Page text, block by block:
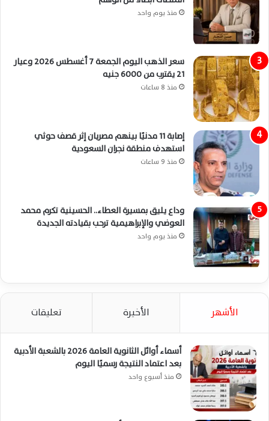
منذ يوم واحد
سعر الذهب اليوم الجمعة 7 أغسطس 2026 وعيار
21 يقترب من 6000 جنيه
منذ 8 ساعات
إصابة 11 مدنيًا بينهم مصريان إثر قصف حوثي
استهدف منطقة نجران السعودية
منذ 9 ساعات
وداع يليق بمسيرة العطاء.. الحسينية تكرم محمد
العوضي والإبراهيمية ترحب بقيادته الجديدة
منذ يوم واحد
الأشهر الأخيرة تعليقات
أسماء أوائل الثانوية العامة 2026 بالشعبة الأدبية
بعد اعتماد النتيجة رسميًا اليوم
منذ أسبوع واحد